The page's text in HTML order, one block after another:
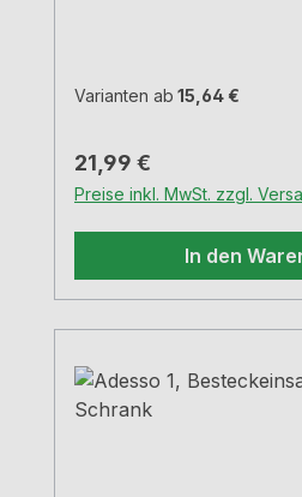
Varianten ab 15,64 €
Regulärer Preis:
21,99 €
Preise inkl. MwSt. zzgl.
In den